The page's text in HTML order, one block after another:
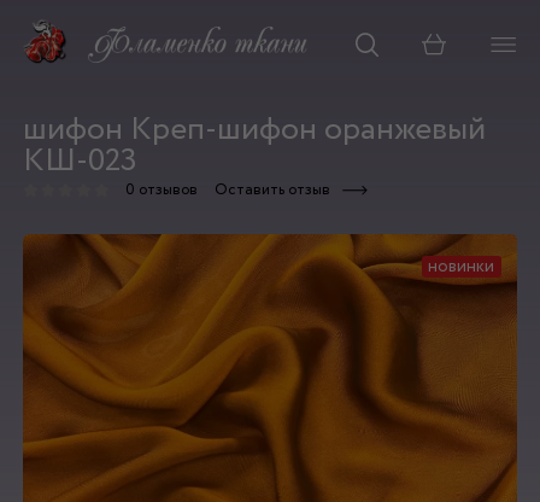
Корзина
шифон Креп-шифон оранжевый
КШ-023
0 отзывов Оставить отзыв
новинки